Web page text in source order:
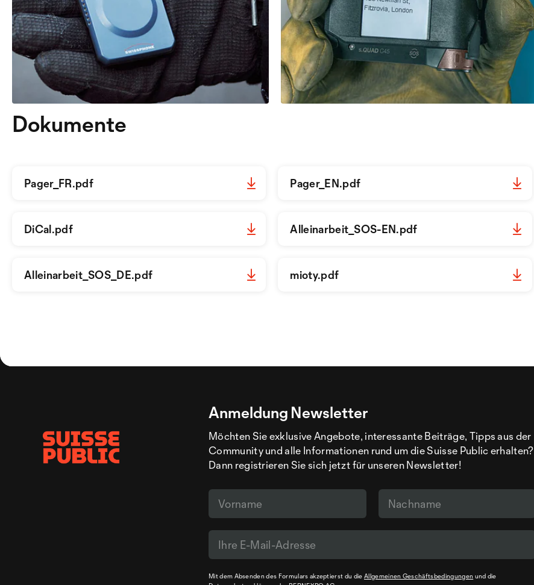
Dokumente
Pager_FR.pdf Pager_EN.pdf
DiCal.pdf Alleinarbeit_SOS-EN.pdf
Alleinarbeit_SOS_DE.pdf mioty.pdf
Anmeldung Newsletter
Möchten Sie exklusive Angebote, interessante Beiträge, Tipps aus der
Community und alle Informationen rund um die Suisse Public erhalten?
Dann registrieren Sie sich jetzt für unseren Newsletter!
Mit dem Absenden des Formulars akzeptierst du die Allgemeinen Geschäftsbedingungen und die